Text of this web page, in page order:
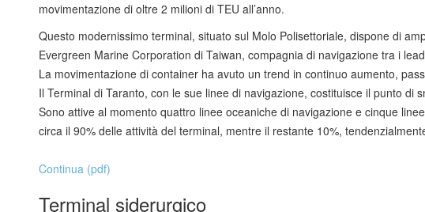
movimentazione di oltre 2 milioni di TEU all’anno.
Questo modernissimo terminal, situato sul Molo Polisettoriale, dispone di
Evergreen Marine Corporation di Taiwan, compagnia di navigazione tra i
La movimentazione di container ha avuto un trend in continuo aumento,
Il Terminal di Taranto, con le sue linee di navigazione, costituisce il punto di
Sono attive al momento quattro linee oceaniche di navigazione e cinque
circa il 90% delle attività del terminal, mentre il restante 10%,
Continua (pdf)
Terminal siderurgico